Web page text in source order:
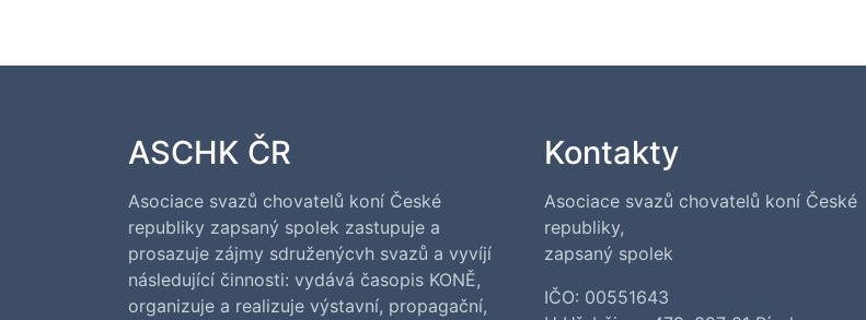
ASCHK ČR
Asociace svazů chovatelů koní České
republiky zapsaný spolek zastupuje a
prosazuje zájmy sdruženýcvh svazů a vyvíjí
následující činnosti: vydává časopis KONĚ,
organizuje a realizuje výstavní, propagační,
Kontakty
Asociace svazů chovatelů koní České
republiky,
zapsaný spolek
IČO: 00551643